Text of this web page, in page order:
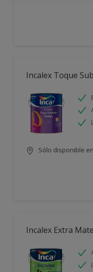
Incalex Toque
Sólo disponible
Incalex Extra Mate